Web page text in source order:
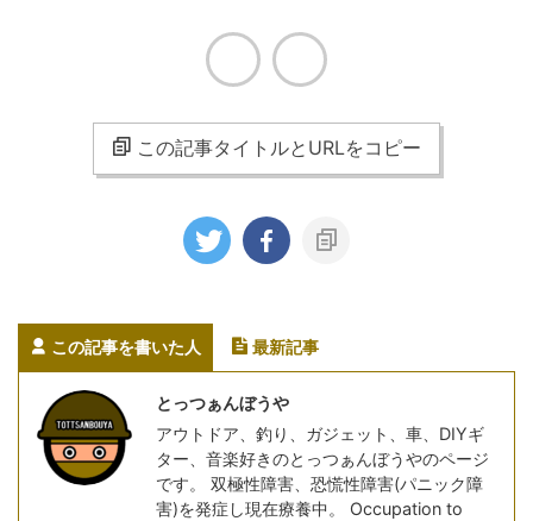
この記事タイトルとURLをコピー
この記事を書いた人 最新記事
とっつぁんぼうや
アウトドア、釣り、ガジェット、車、DIYギ
ター、音楽好きのとっつぁんぼうやのページ
です。 双極性障害、恐慌性障害(パニック障
害)を発症し現在療養中。 Occupation to